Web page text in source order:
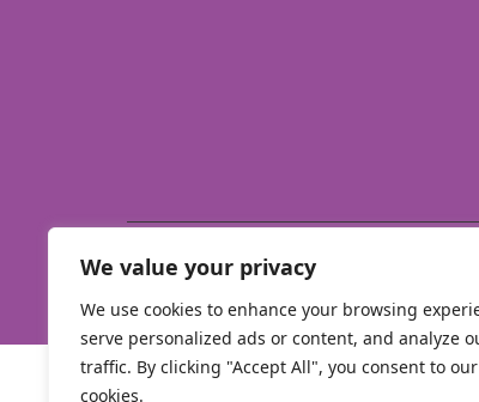
We value your privacy
We use cookies to enhance your browsing
serve personalized ads or content, and analyze
traffic. By clicking "Accept All", you consent to
cookies.
Biodiversify your life